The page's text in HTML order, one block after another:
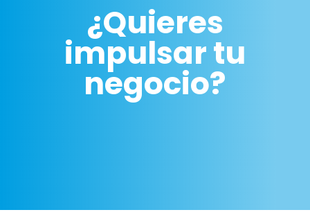
¿Quieres
impulsar tu
negocio?